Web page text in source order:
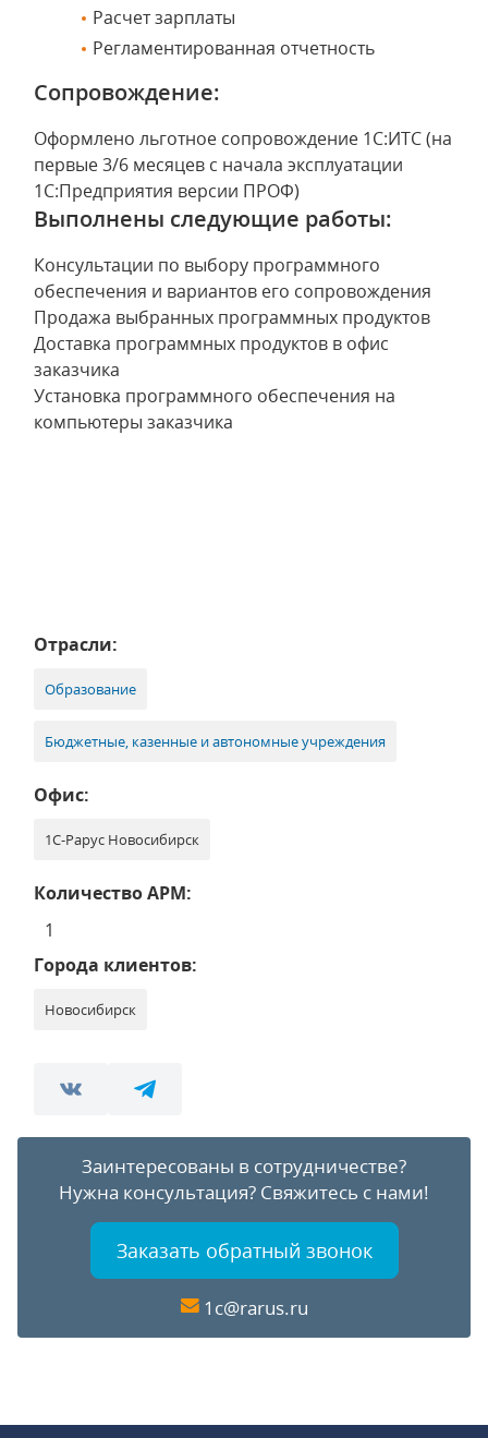
Расчет зарплаты
Регламентированная отчетность
Сопровождение:
Оформлено льготное сопровождение 1С:ИТС (на
первые 3/6 месяцев с начала эксплуатации
1С:Предприятия версии ПРОФ)
Выполнены следующие работы:
Консультации по выбору программного
обеспечения и вариантов его сопровождения
Продажа выбранных программных продуктов
Доставка программных продуктов в офис
заказчика
Установка программного обеспечения на
компьютеры заказчика
Отрасли:
Образование
Бюджетные, казенные и автономные учреждения
Офис:
1С-Рарус Новосибирск
Количество АРМ:
1
Города клиентов:
Новосибирск
Заинтересованы в сотрудничестве?
Нужна консультация? Свяжитесь с нами!
Заказать обратный звонок
1c@rarus.ru